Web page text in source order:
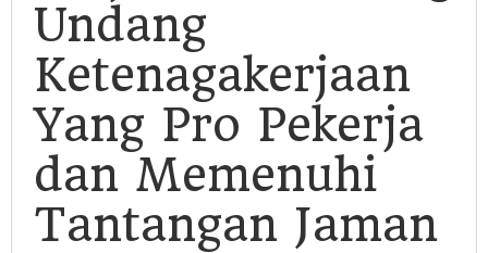
Pekerja
Memenuhi
Tantangan
Jaman
Undang
Ketenagakerjaan
Yang Pro Pekerja
dan Memenuhi
Tantangan Jaman